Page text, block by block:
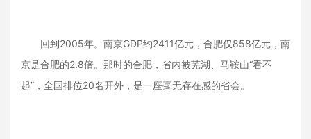
回到2005年。南京GDP约2411亿元，合肥仅858亿元，南
京是合肥的2.8倍。那时的合肥，省内被芜湖、马鞍山“看不
起”，全国排位20名开外，是一座毫无存在感的省会。